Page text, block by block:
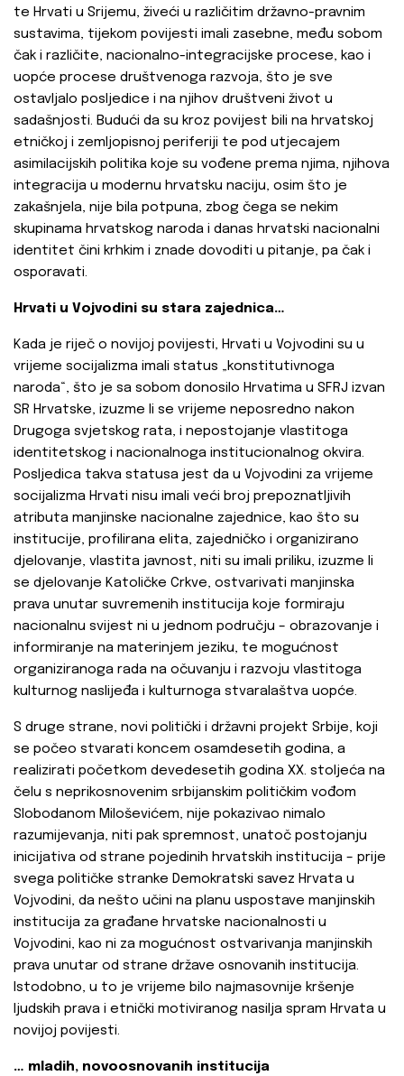
te Hrvati u Srijemu, živeći u različitim državno-pravnim
sustavima, tijekom povijesti imali zasebne, među sobom
čak i različite, nacionalno-integracijske procese, kao i
uopće procese društvenoga razvoja, što je sve
ostavljalo posljedice i na njihov društveni život u
sadašnjosti. Budući da su kroz povijest bili na hrvatskoj
etničkoj i zemljopisnoj periferiji te pod utjecajem
asimilacijskih politika koje su vođene prema njima, njihova
integracija u modernu hrvatsku naciju, osim što je
zakašnjela, nije bila potpuna, zbog čega se nekim
skupinama hrvatskog naroda i danas hrvatski nacionalni
identitet čini krhkim i znade dovoditi u pitanje, pa čak i
osporavati.
Hrvati u Vojvodini su stara zajednica…
Kada je riječ o novijoj povijesti, Hrvati u Vojvodini su u
vrijeme socijalizma imali status „konstitutivnoga
naroda“, što je sa sobom donosilo Hrvatima u SFRJ izvan
SR Hrvatske, izuzme li se vrijeme neposredno nakon
Drugoga svjetskog rata, i nepostojanje vlastitoga
identitetskog i nacionalnoga institucionalnog okvira.
Posljedica takva statusa jest da u Vojvodini za vrijeme
socijalizma Hrvati nisu imali veći broj prepoznatljivih
atributa manjinske nacionalne zajednice, kao što su
institucije, profilirana elita, zajedničko i organizirano
djelovanje, vlastita javnost, niti su imali priliku, izuzme li
se djelovanje Katoličke Crkve, ostvarivati manjinska
prava unutar suvremenih institucija koje formiraju
nacionalnu svijest ni u jednom području – obrazovanje i
informiranje na materinjem jeziku, te mogućnost
organiziranoga rada na očuvanju i razvoju vlastitoga
kulturnog naslijeđa i kulturnoga stvaralaštva uopće.
S druge strane, novi politički i državni projekt Srbije, koji
se počeo stvarati koncem osamdesetih godina, a
realizirati početkom devedesetih godina XX. stoljeća na
čelu s neprikosnovenim srbijanskim političkim vođom
Slobodanom Miloševićem, nije pokazivao nimalo
razumijevanja, niti pak spremnost, unatoč postojanju
inicijativa od strane pojedinih hrvatskih institucija – prije
svega političke stranke Demokratski savez Hrvata u
Vojvodini, da nešto učini na planu uspostave manjinskih
institucija za građane hrvatske nacionalnosti u
Vojvodini, kao ni za mogućnost ostvarivanja manjinskih
prava unutar od strane države osnovanih institucija.
Istodobno, u to je vrijeme bilo najmasovnije kršenje
ljudskih prava i etnički motiviranog nasilja spram Hrvata u
novijoj povijesti.
… mladih, novoosnovanih institucija